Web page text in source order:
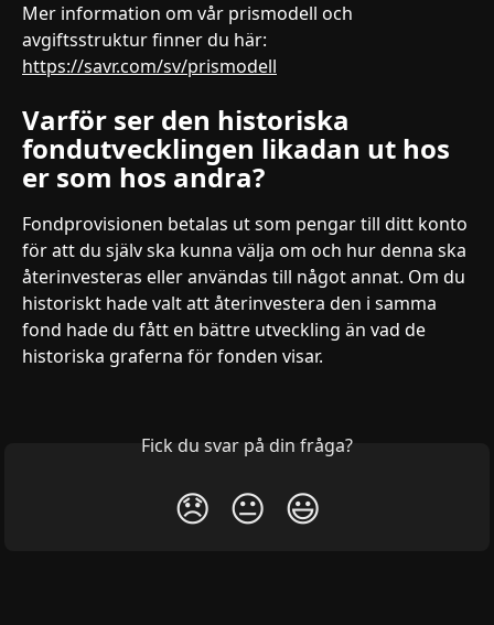
Mer information om vår prismodell och
avgiftsstruktur finner du här:
https://savr.com/sv/prismodell
Varför ser den historiska
fondutvecklingen likadan ut hos
er som hos andra?
Fondprovisionen betalas ut som pengar till ditt konto
för att du själv ska kunna välja om och hur denna ska
återinvesteras eller användas till något annat. Om du
historiskt hade valt att återinvestera den i samma
fond hade du fått en bättre utveckling än vad de
historiska graferna för fonden visar.
Fick du svar på din fråga?
😞 😐 😃